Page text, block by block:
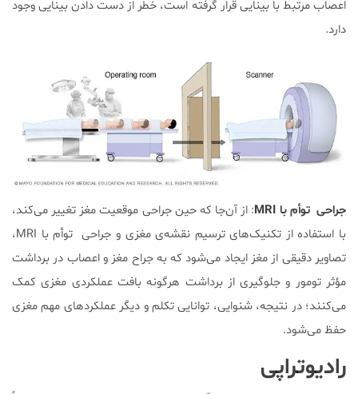
اعصاب مرتبط با بینایی قرار گرفته است، خطر از دست دادن بینایی وجود
دارد.
جراحی توأم با MRI
: از آن‌‌جا که حین جراحی موقعیت مغز تغییر می‌کند،
با استفاده از تکنیک‌های ترسیم نقشه‌ی مغزی و جراحی توأم با MRI،
تصاویر دقیقی از مغز ایجاد می‌شود که به جراح مغز و اعصاب در برداشت
مؤثر تومور و جلوگیری از برداشت هرگونه بافت عملکردی مغزی کمک
می‌کنند؛ در نتیجه، شنوایی، توانایی تکلم و دیگر عملکردهای مهم مغزی
حفظ می‌شود.
رادیوتراپی